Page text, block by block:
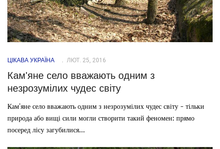
ЦІКАВА УКРАЇНА ЛЮТ. 25, 2016
Кам'яне село вважають одним з
незрозумілих чудес світу
Кам'яне село вважають одним з незрозумілих чудес світу - тільки
природа або вищі сили могли створити такий феномен: прямо
посеред лісу загубилися...